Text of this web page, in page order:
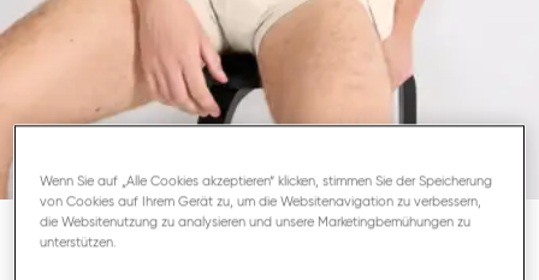
Wenn Sie auf „Alle Cookies akzeptieren“ klicken, stimmen Sie der Speicherung
von Cookies auf Ihrem Gerät zu, um die Websitenavigation zu verbessern,
die Websitenutzung zu analysieren und unsere Marketingbemühungen zu
unterstützen.